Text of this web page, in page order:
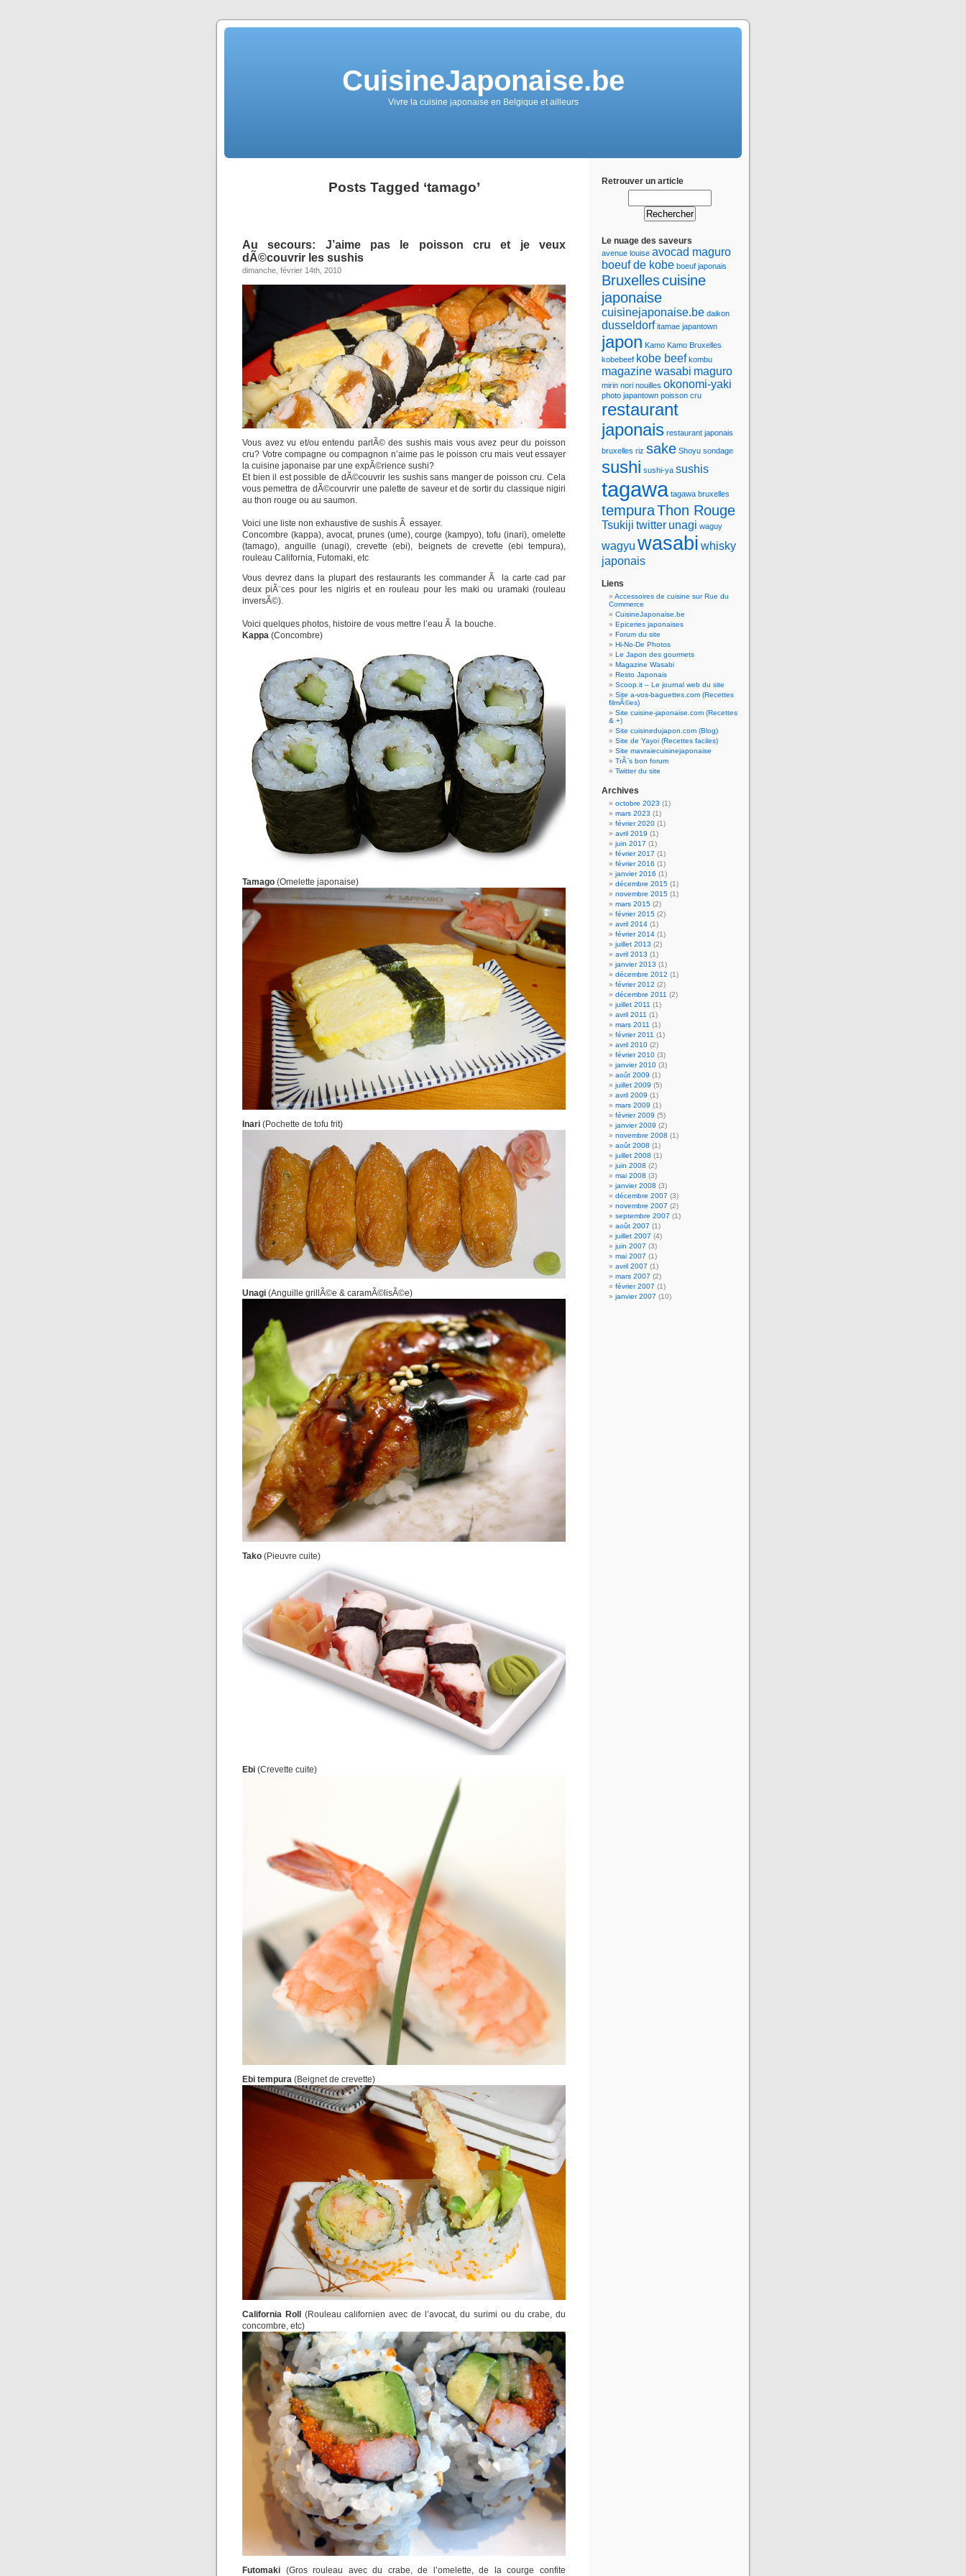
CuisineJaponaise.be
Vivre la cuisine japonaise en Belgique et ailleurs
Posts Tagged ‘tamago’
Au secours: J’aime pas le poisson cru et je veux
dÃ©couvrir les sushis
dimanche, février 14th, 2010
Vous avez vu et/ou entendu parlÃ© des sushis mais vous avez peur du poisson
cru? Votre compagne ou compagnon n’aime pas le poisson cru mais veut essayer
la cuisine japonaise par une expÃ©rience sushi?
Et bien il est possible de dÃ©couvrir les sushis sans manger de poisson cru. Cela
vous pemettra de dÃ©courvrir une palette de saveur et de sortir du classique nigiri
au thon rouge ou au saumon.
Voici une liste non exhaustive de sushis Ã essayer.
Concombre (kappa), avocat, prunes (ume), courge (kampyo), tofu (inari), omelette
(tamago), anguille (unagi), crevette (ebi), beignets de crevette (ebi tempura),
rouleau California, Futomaki, etc
Vous devrez dans la plupart des restaurants les commander Ã la carte cad par
deux piÃ¨ces pour les nigiris et en rouleau pour les maki ou uramaki (rouleau
inversÃ©).
Voici quelques photos, histoire de vous mettre l’eau Ã la bouche.
Kappa (Concombre)
Tamago (Omelette japonaise)
Inari (Pochette de tofu frit)
Unagi (Anguille grillÃ©e & caramÃ©lisÃ©e)
Tako (Pieuvre cuite)
Ebi (Crevette cuite)
Ebi tempura (Beignet de crevette)
California Roll
(Rouleau californien avec de l’avocat, du surimi ou du crabe, du
concombre, etc)
Futomaki (Gros rouleau avec du crabe, de l’omelette, de la courge confite
Retrouver un article
Le nuage des saveurs
avenue louise avocad maguro
boeuf de kobe boeuf japonais
Bruxellescuisine
japonaise
cuisinejaponaise.be daikon
dusseldorf itamae japantown
japon Kamo Kamo Bruxelles
kobebeef kobe beef kombu
magazine wasabi maguro
mirin nori nouilles okonomi-yaki
photo japantown poisson cru
restaurant
japonais restaurant japonais
bruxelles riz sake Shoyu sondage
sushi sushi-ya sushis
tagawa tagawa bruxelles
tempuraThon Rouge
Tsukiji twitter unagi waguy
wagyu wasabi whisky
japonais
Liens
Accessoires de cuisine sur Rue du
Commerce
CuisineJaponaise.be
Epiceries japonaises
Forum du site
Hi-No-De Photos
Le Japon des gourmets
Magazine Wasabi
Resto Japonais
Scoop.it – Le journal web du site
Site a-vos-baguettes.com (Recettes
filmÃ©es)
Site cuisine-japonaise.com (Recettes
& +)
Site cuisinedujapon.com (Blog)
Site de Yayoi (Recettes faciles)
Site mavraiecuisinejaponaise
TrÃ¨s bon forum
Twitter du site
Archives
octobre 2023 (1)
mars 2023 (1)
février 2020 (1)
avril 2019 (1)
juin 2017 (1)
février 2017 (1)
février 2016 (1)
janvier 2016 (1)
décembre 2015 (1)
novembre 2015 (1)
mars 2015 (2)
février 2015 (2)
avril 2014 (1)
février 2014 (1)
juillet 2013 (2)
avril 2013 (1)
janvier 2013 (1)
décembre 2012 (1)
février 2012 (2)
décembre 2011 (2)
juillet 2011 (1)
avril 2011 (1)
mars 2011 (1)
février 2011 (1)
avril 2010 (2)
février 2010 (3)
janvier 2010 (3)
août 2009 (1)
juillet 2009 (5)
avril 2009 (1)
mars 2009 (1)
février 2009 (5)
janvier 2009 (2)
novembre 2008 (1)
août 2008 (1)
juillet 2008 (1)
juin 2008 (2)
mai 2008 (3)
janvier 2008 (3)
décembre 2007 (3)
novembre 2007 (2)
septembre 2007 (1)
août 2007 (1)
juillet 2007 (4)
juin 2007 (3)
mai 2007 (1)
avril 2007 (1)
mars 2007 (2)
février 2007 (1)
janvier 2007 (10)